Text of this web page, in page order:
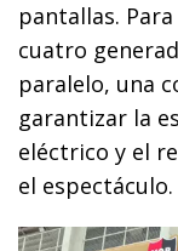
pantallas.
cuatro
paralelo, una
garantizar la
eléctrico y el
el espectáculo.